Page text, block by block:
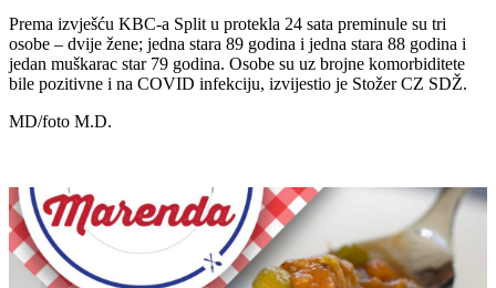
Prema izvješću KBC-a Split u protekla 24 sata preminule su tri
osobe – dvije žene; jedna stara 89 godina i jedna stara 88 godina i
jedan muškarac star 79 godina. Osobe su uz brojne komorbiditete
bile pozitivne i na COVID infekciju, izvijestio je Stožer CZ SDŽ.
MD/foto M.D.